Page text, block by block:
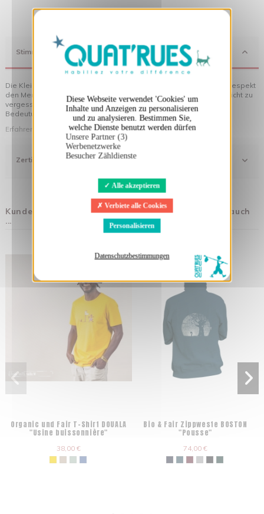
Diese Webseite verwendet 'Cookies' um
Inhalte und Anzeigen zu personalisieren
und zu analysieren. Bestimmen Sie,
welche Dienste benutzt werden dürfen
Unsere Partner (3)
Werbenetzwerke
Besucher Zähldienste
Alle akzeptieren
Verbiete alle Cookies
Personalisieren
Datenschutzbestimmungen
Stimmung
Die Kleidung von Quat'rues besteht aus Bio-Baumwolle, die mit Respekt
den Menschen und ihrer Umwelt gegenüber hergestellt wurde... nicht zu
vergessen die originellen Motive, die Ihrer Kleidung noch mehr
Bedeutung verleihen!
Erfahren Sie mehr über unsere Philosophie
Zertifizierung
Kunden, die diesen Artikel gekauft haben, kauften auch
...
Organic und Fair T-Shirt DOUALA
"Usine buissonnière"
38,00 €
Bio & Fair Zippweste BOSTON
"Pousse"
74,00 €